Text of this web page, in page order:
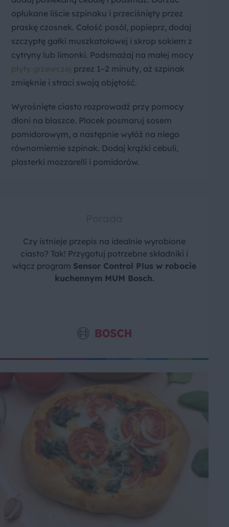
opłukane liście szpinaku i przeciśnięty przez
praskę czosnek. Całość posól, popieprz, dodaj
szczyptę gałki muszkatołowej i skrop sokiem z
cytryny lub limonki. Podsmażaj na małej mocy
płyty grzewczej przez 1–2 minuty, aż szpinak
zmięknie i straci swoją objętość.
Wyrośnięte ciasto rozprowadź przy pomocy
dłoni na blaszce. Placek posmaruj sosem
pomidorowym, a następnie wyłóż na niego
równomiernie szpinak. Dodaj krążki cebuli,
plasterki mozzarelli i pomidorów.
Czy istnieje przepis na idealnie wyrobione
ciasto? Tak! Przygotuj potrzebne składniki i
włącz program Sensor Control Plus w robocie
kuchennym MUM Bosch.